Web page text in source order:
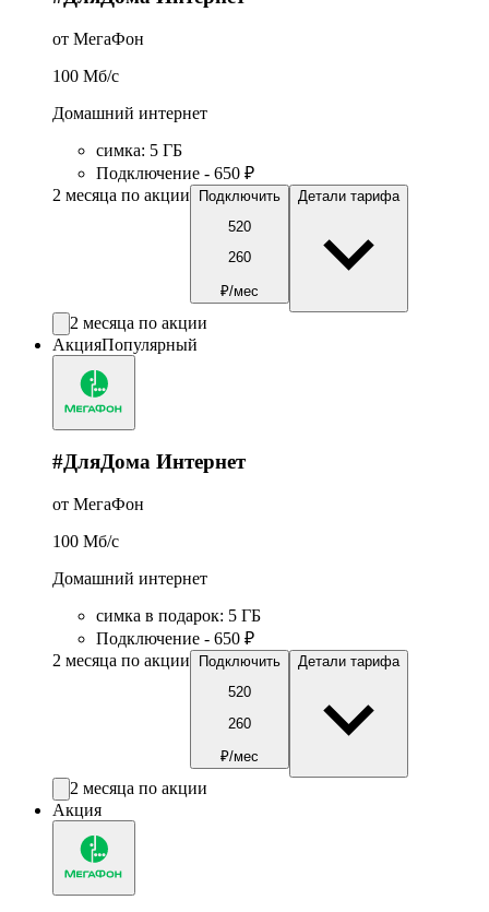
от МегаФон
100 Мб/c
Домашний интернет
симка: 5 ГБ
Подключение - 650 ₽
2 месяца по акции
Подключить
520
260
₽/мес
Детали тарифа
2 месяца по акции
АкцияПопулярный
#ДляДома Интернет
от МегаФон
100 Мб/c
Домашний интернет
симка в подарок: 5 ГБ
Подключение - 650 ₽
2 месяца по акции
Подключить
520
260
₽/мес
Детали тарифа
2 месяца по акции
Акция